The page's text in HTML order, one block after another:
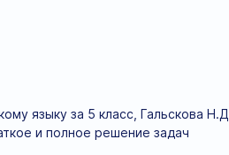
языку за 5 класс, Гальскова
и полное решение задач